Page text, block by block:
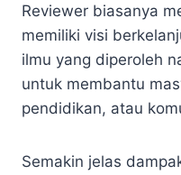
Reviewer biasanya
memiliki visi
ilmu yang diperoleh
untuk membantu
pendidikan, atau
Semakin jelas